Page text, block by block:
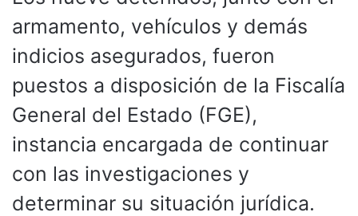
armamento, vehículos y demás
indicios asegurados, fueron
puestos a disposición de la Fiscalía
General del Estado (FGE),
instancia encargada de continuar
con las investigaciones y
determinar su situación jurídica.